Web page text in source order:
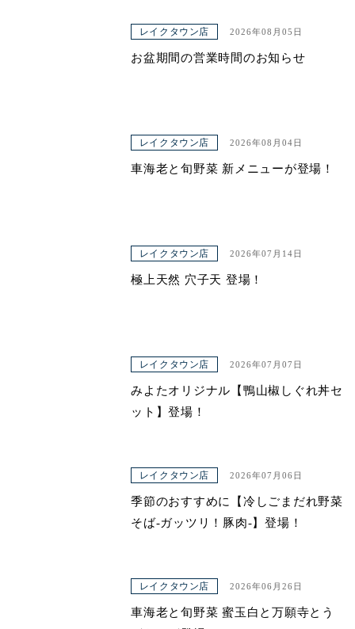
レイクタウン店 2026年08月05日
お盆期間の営業時間のお知らせ
レイクタウン店 2026年08月04日
車海老と旬野菜 新メニューが登場！
レイクタウン店 2026年07月14日
極上天然 穴子天 登場！
レイクタウン店 2026年07月07日
みよたオリジナル【鴨山椒しぐれ丼セ
ット】登場！
レイクタウン店 2026年07月06日
季節のおすすめに【冷しごまだれ野菜
そば-ガッツリ！豚肉-】登場！
レイクタウン店 2026年06月26日
車海老と旬野菜 蜜玉白と万願寺とう